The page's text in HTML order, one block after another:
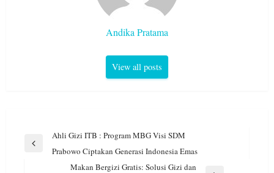
Andika Pratama
View all posts
Navigasi
pos
Previous
Ahli Gizi ITB : Program MBG Visi SDM
Prabowo Ciptakan Generasi Indonesia Emas
Makan Bergizi Gratis: Solusi Gizi dan